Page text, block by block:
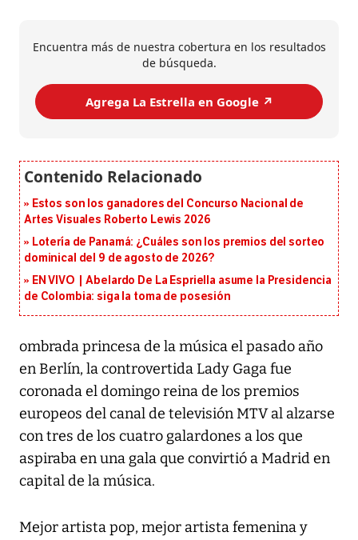
Encuentra más de nuestra cobertura en los resultados
de búsqueda.
Agrega La Estrella en Google ↗️
Estos son los ganadores del Concurso Nacional de
Artes Visuales Roberto Lewis 2026
Lotería de Panamá: ¿Cuáles son los premios del sorteo
dominical del 9 de agosto de 2026?
EN VIVO | Abelardo De La Espriella asume la Presidencia
de Colombia: siga la toma de posesión
ombrada princesa de la música el pasado año
en Berlín, la controvertida Lady Gaga fue
coronada el domingo reina de los premios
europeos del canal de televisión MTV al alzarse
con tres de los cuatro galardones a los que
aspiraba en una gala que convirtió a Madrid en
capital de la música.
Mejor artista pop, mejor artista femenina y